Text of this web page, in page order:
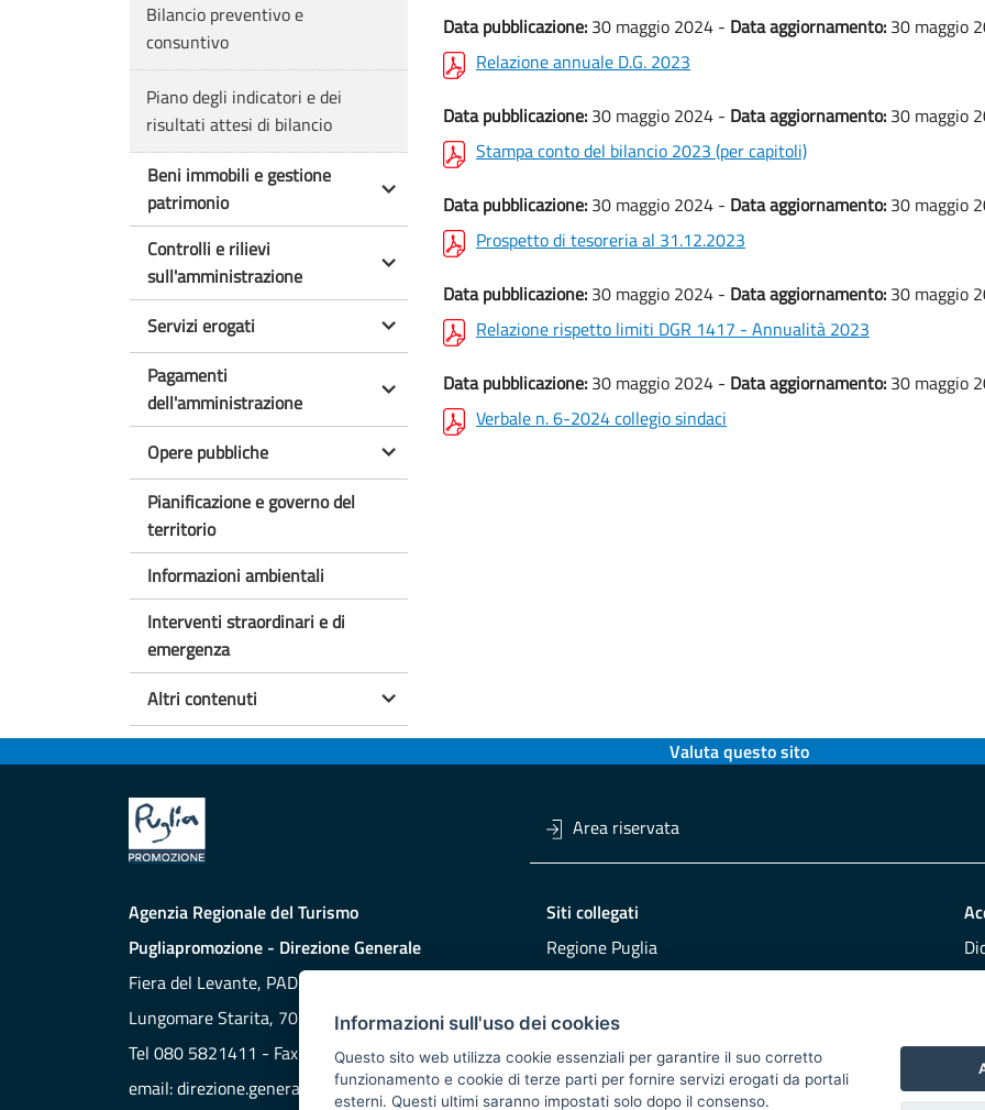
Informazioni sull'uso dei cookies
Questo sito web utilizza cookie essenziali per garantire il suo corretto
funzionamento e cookie di terze parti per fornire servizi erogati da portali
esterni. Questi ultimi saranno impostati solo dopo il consenso.
Bilancio preventivo e
consuntivo
Piano degli indicatori e dei
risultati attesi di bilancio
Beni immobili e gestione
patrimonio
Controlli e rilievi
sull'amministrazione
Servizi erogati
Pagamenti
dell'amministrazione
Opere pubbliche
Pianificazione e governo del
territorio
Informazioni ambientali
Interventi straordinari e di
emergenza
Altri contenuti
Data pubblicazione: 30 maggio 2024 - Data aggiornamento: 30 maggio
Relazione annuale D.G. 2023
Data pubblicazione: 30 maggio 2024 - Data aggiornamento: 30 maggio
Stampa conto del bilancio 2023 (per capitoli)
Data pubblicazione: 30 maggio 2024 - Data aggiornamento: 30 maggio
Prospetto di tesoreria al 31.12.2023
Data pubblicazione: 30 maggio 2024 - Data aggiornamento: 30 maggio
Relazione rispetto limiti DGR 1417 - Annualità 2023
Data pubblicazione: 30 maggio 2024 - Data aggiornamento: 30 maggio
Verbale n. 6-2024 collegio sindaci
Valuta questo sito
Area riservata
Agenzia Regionale del Turismo
Pugliapromozione - Direzione Generale
Fiera del Levante, PAD. 172
Lungomare Starita, 70132 BARI
Tel 080 5821411 - Fax 080 5821429
email:direzione.generale@aret.regione.puglia.it
Siti collegati
Regione Puglia
DMS Puglia
Buy Puglia